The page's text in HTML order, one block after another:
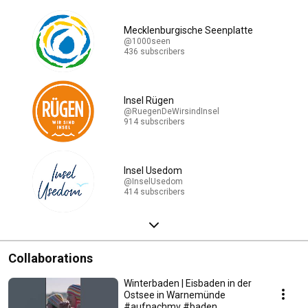
Mecklenburgische Seenplatte
@1000seen
436 subscribers
Insel Rügen
@RuegenDeWirsindInsel
914 subscribers
Insel Usedom
@InselUsedom
414 subscribers
Collaborations
Winterbaden | Eisbaden in der
Ostsee in Warnemünde